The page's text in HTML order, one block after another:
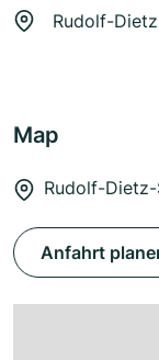
Rudolf-
Map
Rudolf-
Anfahrt